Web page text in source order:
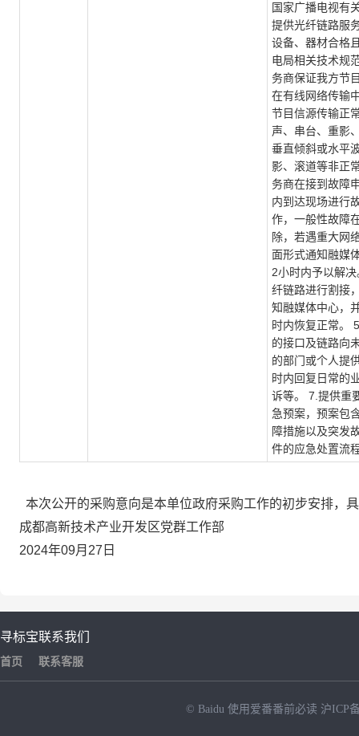
国家广播电视有
提供光纤链路服
设备、器材合格
电局相关技术规
务商保证我方节
在有线网络传输
节目信源传输正
声、串台、重影
垂直倾斜或水平
影、滚道等非正
务商在接到故障
内到达现场进行
作，一般性故障
除，若遇重大网
面形式通知融媒
2小时内予以解
纤链路进行割接
知融媒体中心，
时内恢复正常。
的接口及链路向
的部门或个人提
时内回复日常的
诉等。 7.提供重
急预案，预案包
障措施以及突发
件的应急处置流
本次公开的采购意向是本单位政府采购工作的初步安排，
成都高新技术产业开发区党群工作部
2024年09月27日
寻标宝
首页
联系我们
联系客服
© Baidu 使用爱番番前必读 沪ICP